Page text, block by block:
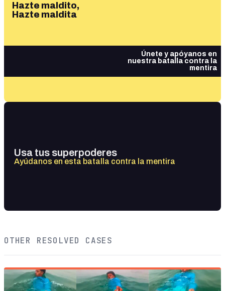
Hazte maldito,
Hazte maldita
Únete y apóyanos en
nuestra batalla contra la
mentira
Usa tus superpoderes
Ayúdanos en esta batalla contra la mentira
OTHER RESOLVED CASES